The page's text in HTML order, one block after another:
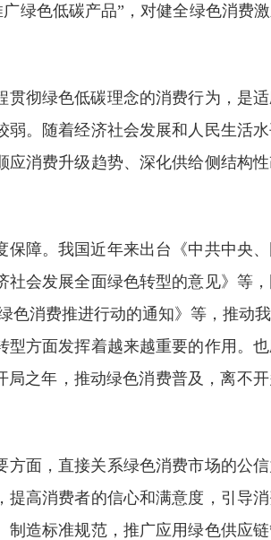
绿色低碳产品”，对健全绿色消费
彻绿色低碳理念的消费行为，是
。随着经济社会发展和人民生活
消费升级趋势、深化供给侧结构
障。我国近年来出台《中共中央
会发展全面绿色转型的意见》等
消费推进行动的通知》等，推动
方面发挥着越来越重要的作用。也
之年，推动绿色消费普及，离不
面，直接关系绿色消费市场的公
高消费者的信心和满意度，引导
造标准规范，推广应用绿色供应链